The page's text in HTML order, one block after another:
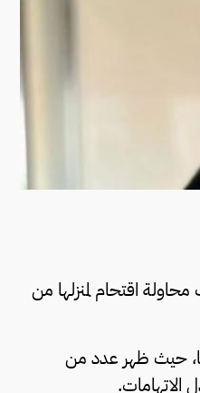
اقتحام لمنزلها من
حيث ظهر عدد من
الاتهامات.